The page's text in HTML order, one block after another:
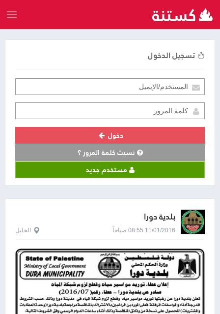
تسجيل الدخول
دخول
نسيت كلمة المرور ؟
مستخدم جديد
بلدية دورا
11/01/2016 08:55 صباحاً الخليل